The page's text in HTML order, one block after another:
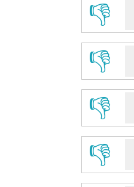
👎
👎
👎
👎